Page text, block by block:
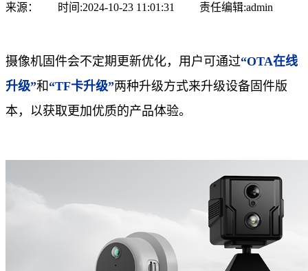
来源： 时间:2024-10-23 11:01:31 责任编辑:admin
摄像机固件会不定期更新优化，用户可通过“OTA在线
升级”和 “TF卡升级”两种升级方式来升级设备固件版
本，以获取更加优质的产品体验。